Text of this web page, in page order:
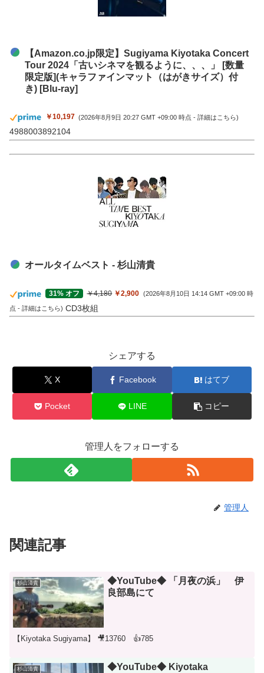
【Amazon.co.jp限定】Sugiyama Kiyotaka Concert
Tour 2024「古いシネマを観るように、、、」 [数量
限定版](キャラファインマット（はがきサイズ）付
き) [Blu-ray]
￥10,197 (2026年8月9日 20:27 GMT +09:00 時点 -詳細はこちら)
4988003892104
オールタイムベスト - 杉山清貴
31% オフ ￥4,180 ￥2,900 (2026年8月10日 14:14 GMT +09:00 時
点 - 詳細はこちら) CD3枚組
シェアする
X Facebook はてブ
Pocket LINE コピー
管理人をフォローする
管理人
関連記事
杉山清貴
◆YouTube◆ 「月夜の浜」 伊
良部島にて
【Kiyotaka Sugiyama】 🎥13760 👍785
杉山清貴
◆YouTube◆ Kiyotaka